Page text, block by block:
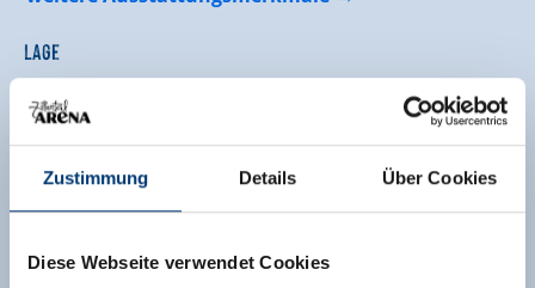
Zustimmung Details Über Cookies
Diese Webseite verwendet Cookies
Lage
Am Wanderweg
Direkt an d. Ski-/ Wander-/ Bushaltestelle
Direkt an der Skibushaltestelle